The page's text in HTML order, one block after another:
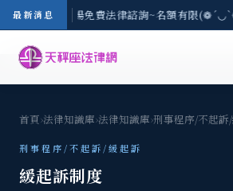
最新消息
區-8/3(一) 現場免費法律諮詢~名額有限
首頁›法律知識庫›法律知識庫›刑事程序/不起訴
刑事程序/不起訴/緩起訴
緩起訴制度